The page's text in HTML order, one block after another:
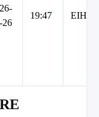
26
19:47 EIH